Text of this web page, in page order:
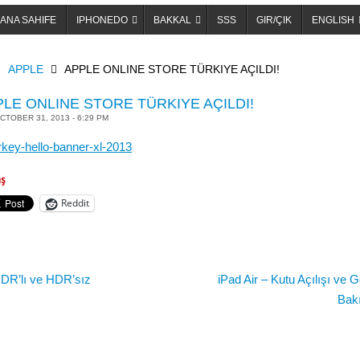
ANA SAHIFE IPHONEDO BAKKAL SSS GIR/ÇIK ENGLISH
APPLE APPLE ONLINE STORE TÜRKIYE AÇILDI!
ONLINE STORE TÜRKIYE AÇILDI!
31, 2013 - 6:29 PM
Reddit
ve HDR’sız
iPad Air – Kutu Açılışı ve